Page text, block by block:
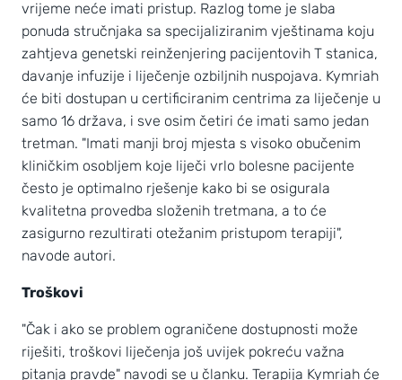
vrijeme neće imati pristup. Razlog tome je slaba
ponuda stručnjaka sa specijaliziranim vještinama koju
zahtjeva genetski reinženjering pacijentovih T stanica,
davanje infuzije i liječenje ozbiljnih nuspojava. Kymriah
će biti dostupan u certificiranim centrima za liječenje u
samo 16 država, i sve osim četiri će imati samo jedan
tretman. "Imati manji broj mjesta s visoko obučenim
kliničkim osobljem koje liječi vrlo bolesne pacijente
često je optimalno rješenje kako bi se osigurala
kvalitetna provedba složenih tretmana, a to će
zasigurno rezultirati otežanim pristupom terapiji",
navode autori.
Troškovi
"Čak i ako se problem ograničene dostupnosti može
riješiti, troškovi liječenja još uvijek pokreću važna
pitanja pravde" navodi se u članku. Terapija Kymriah će